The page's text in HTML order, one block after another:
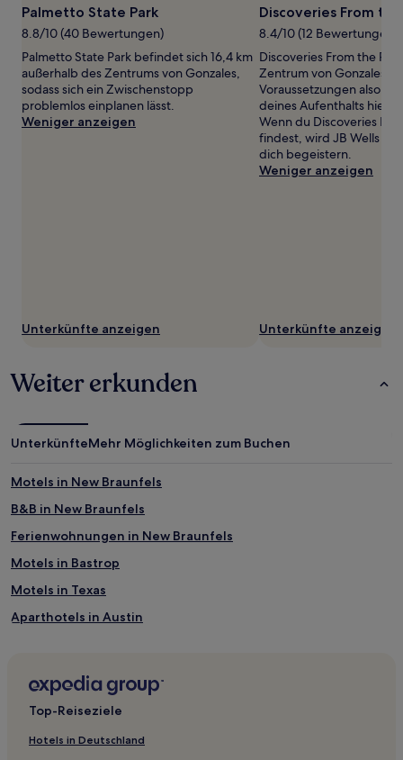
zusätzliche
Bedingungen
gelten.
Palmetto State Park
8.8/10 (40 Bewertungen)
Palmetto State Park befindet sich 16,4 km
außerhalb des Zentrums von Gonzales,
sodass sich ein Zwischenstopp
problemlos einplanen lässt.
Weniger anzeigen
Unterkünfte anzeigen
Discoveries From
8.4/10 (12 Bewertungen)
Discoveries From the
Zentrum von Gonzales.
Voraussetzungen also,
deines Aufenthalts hier
Wenn du Discoveries
findest, wird JB Wells
dich begeistern.
Weniger anzeigen
Unterkünfte anzeigen
Weiter erkunden
UnterkünfteMehr Möglichkeiten zum Buchen
Motels in New Braunfels
B&B in New Braunfels
Ferienwohnungen in New Braunfels
Motels in Bastrop
Motels in Texas
Aparthotels in Austin
Hotels mit inbegriffenem Frühstück in New Braunfels
Top-Reiseziele
Hotels in Deutschland